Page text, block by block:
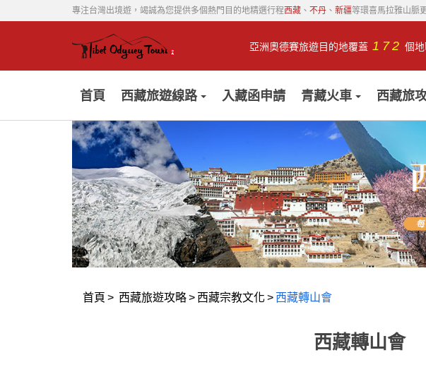
專注台灣出境遊，竭誠為您提供多個熱門目的地精選行程西藏 、 不丹 、 新疆等環喜馬拉雅山脈
亞洲奧德賽旅遊目的地覆蓋 172 個
首頁 西藏旅遊線路 入藏函申請 青藏火車 西藏旅
首頁 > 西藏旅遊攻略> 西藏宗教文化> 西藏轉山會
西藏轉山會